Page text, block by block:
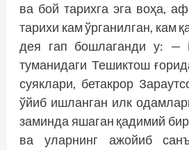
ва бой тарихга эга воҳа,
тарихи кам ўрганилган, кам
дея гап бошлаганди у: —
туманидаги Тешиктош
суяклари, бетакрор
ўйиб ишланган илк
заминда яшаган қадимий
ва уларнинг ажойиб